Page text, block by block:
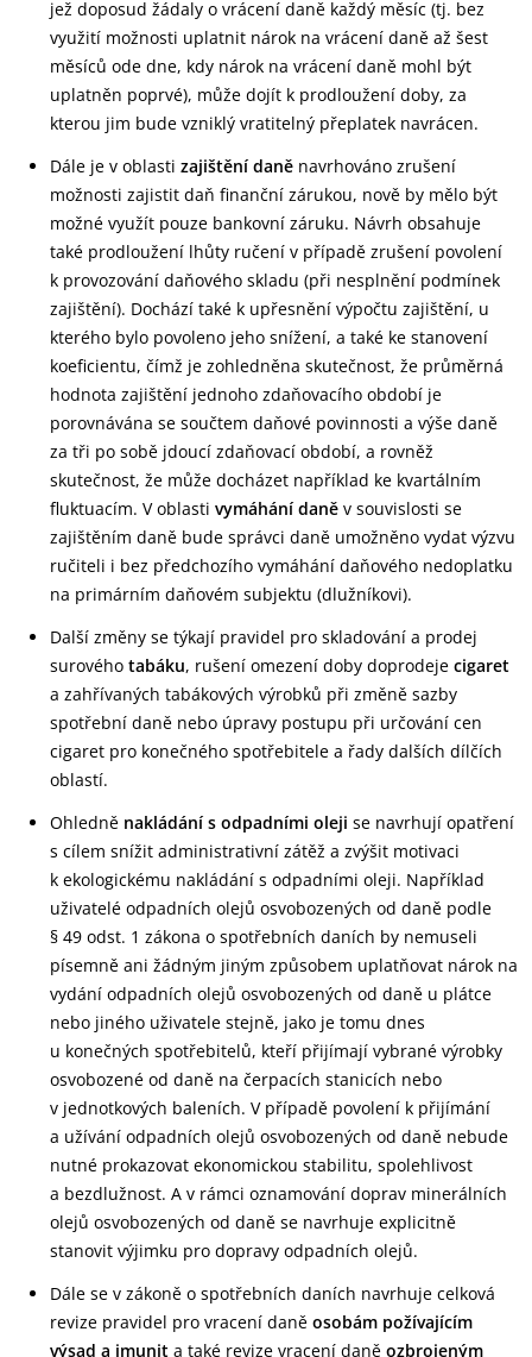
jež doposud žádaly o vrácení daně každý měsíc (tj. bez
využití možnosti uplatnit nárok na vrácení daně až šest
měsíců ode dne, kdy nárok na vrácení daně mohl být
uplatněn poprvé), může dojít k prodloužení doby, za
kterou jim bude vzniklý vratitelný přeplatek navrácen.
Dále je v oblasti zajištění daně navrhováno zrušení
možnosti zajistit daň finanční zárukou, nově by mělo být
možné využít pouze bankovní záruku. Návrh obsahuje
také prodloužení lhůty ručení v případě zrušení povolení
k provozování daňového skladu (při nesplnění podmínek
zajištění). Dochází také k upřesnění výpočtu zajištění, u
kterého bylo povoleno jeho snížení, a také ke stanovení
koeficientu, čímž je zohledněna skutečnost, že průměrná
hodnota zajištění jednoho zdaňovacího období je
porovnávána se součtem daňové povinnosti a výše daně
za tři po sobě jdoucí zdaňovací období, a rovněž
skutečnost, že může docházet například ke kvartálním
fluktuacím. V oblasti vymáhání daně v souvislosti se
zajištěním daně bude správci daně umožněno vydat výzvu
ručiteli i bez předchozího vymáhání daňového nedoplatku
na primárním daňovém subjektu (dlužníkovi).
Další změny se týkají pravidel pro skladování a prodej
surového tabáku, rušení omezení doby doprodeje cigaret
a zahřívaných tabákových výrobků při změně sazby
spotřební daně nebo úpravy postupu při určování cen
cigaret pro konečného spotřebitele a řady dalších dílčích
oblastí.
Ohledně nakládání s odpadními oleji se navrhují opatření
s cílem snížit administrativní zátěž a zvýšit motivaci
k ekologickému nakládání s odpadními oleji. Například
uživatelé odpadních olejů osvobozených od daně podle
§ 49 odst. 1 zákona o spotřebních daních by nemuseli
písemně ani žádným jiným způsobem uplatňovat nárok na
vydání odpadních olejů osvobozených od daně u plátce
nebo jiného uživatele stejně, jako je tomu dnes
u konečných spotřebitelů, kteří přijímají vybrané výrobky
osvobozené od daně na čerpacích stanicích nebo
v jednotkových baleních. V případě povolení k přijímání
a užívání odpadních olejů osvobozených od daně nebude
nutné prokazovat ekonomickou stabilitu, spolehlivost
a bezdlužnost. A v rámci oznamování doprav minerálních
olejů osvobozených od daně se navrhuje explicitně
stanovit výjimku pro dopravy odpadních olejů.
Dále se v zákoně o spotřebních daních navrhuje celková
revize pravidel pro vracení daně osobám požívajícím
výsad a imunit a také revize vracení daně ozbrojeným